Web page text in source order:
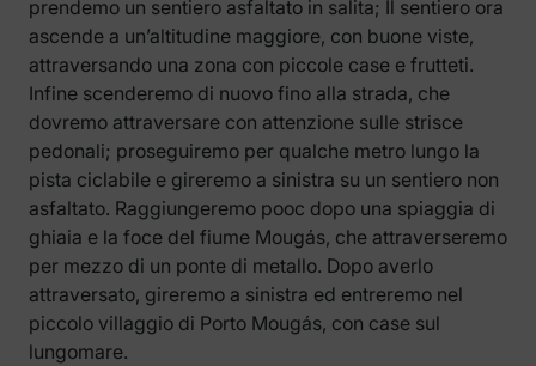
prendemo un sentiero asfaltato in salita; Il sentiero ora
ascende a un’altitudine maggiore, con buone viste,
attraversando una zona con piccole case e frutteti.
Infine scenderemo di nuovo fino alla strada, che
dovremo attraversare con attenzione sulle strisce
pedonali; proseguiremo per qualche metro lungo la
pista ciclabile e gireremo a sinistra su un sentiero non
asfaltato. Raggiungeremo pooc dopo una spiaggia di
ghiaia e la foce del fiume Mougás, che attraverseremo
per mezzo di un ponte di metallo. Dopo averlo
attraversato, gireremo a sinistra ed entreremo nel
piccolo villaggio di Porto Mougás, con case sul
lungomare.